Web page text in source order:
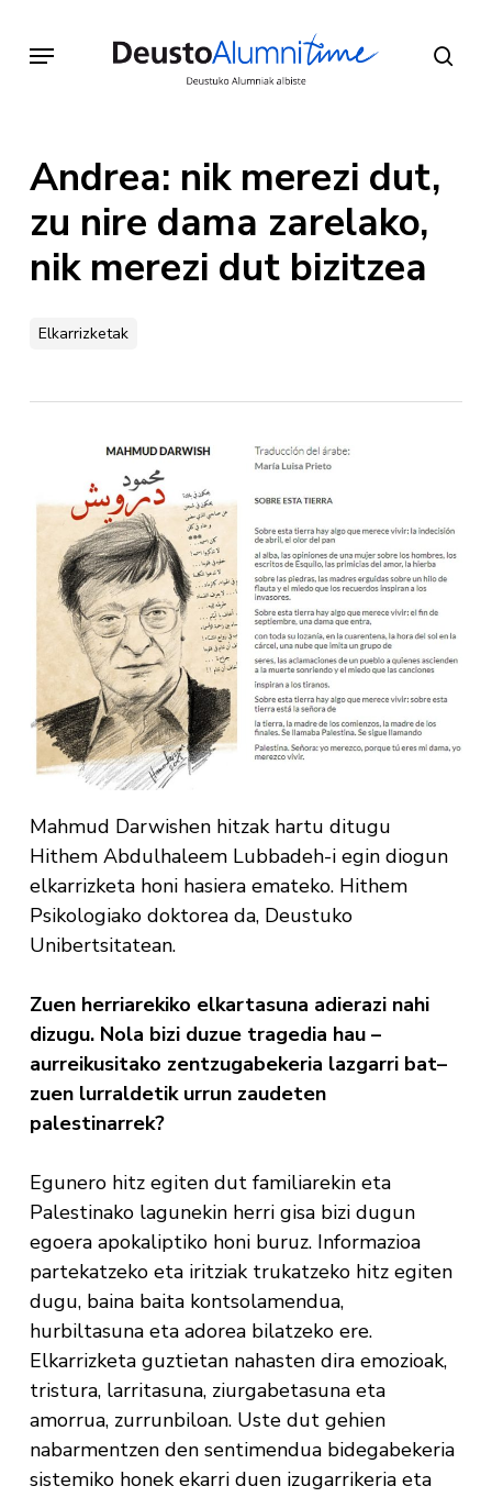
main
Menu
Andrea: nik merezi dut,
zu nire dama zarelako,
nik merezi dut bizitzea
Elkarrizketak
Mahmud Darwishen hitzak hartu ditugu
Hithem Abdulhaleem Lubbadeh-i egin diogun
elkarrizketa honi hasiera emateko. Hithem
Psikologiako doktorea da, Deustuko
Unibertsitatean.
Zuen herriarekiko elkartasuna adierazi nahi
dizugu. Nola bizi duzue tragedia hau –
aurreikusitako zentzugabekeria lazgarri bat–
zuen lurraldetik urrun zaudeten
palestinarrek?
Egunero hitz egiten dut familiarekin eta
Palestinako lagunekin herri gisa bizi dugun
egoera apokaliptiko honi buruz. Informazioa
partekatzeko eta iritziak trukatzeko hitz egiten
dugu, baina baita kontsolamendua,
hurbiltasuna eta adorea bilatzeko ere.
Elkarrizketa guztietan nahasten dira emozioak,
tristura, larritasuna, ziurgabetasuna eta
amorrua, zurrunbiloan. Uste dut gehien
nabarmentzen den sentimendua bidegabekeria
sistemiko honek ekarri duen izugarrikeria eta